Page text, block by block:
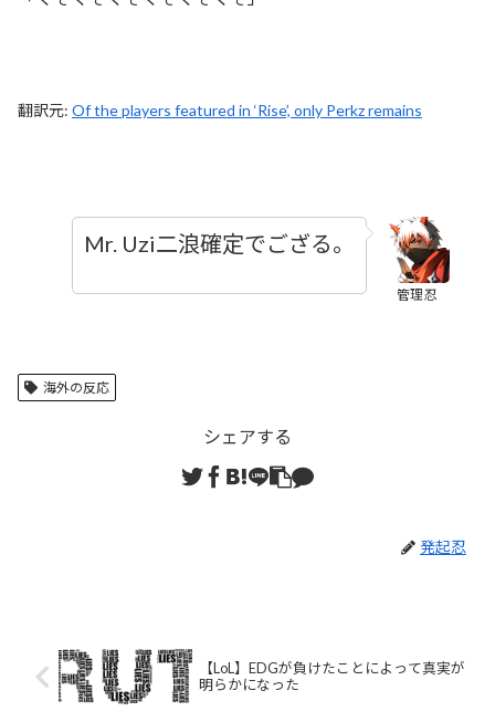
翻訳元: Of the players featured in ‘Rise’, only Perkz remains
管理忍
Mr. Uzi二浪確定でござる。
海外の反応
シェアする
発起忍
【LoL】EDGが負けたことによって真実が
明らかになった